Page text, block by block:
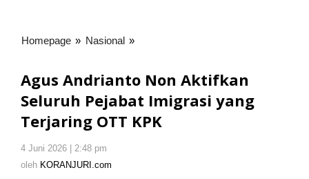
Homepage » Nasional »
Aktifkan
Seluruh
Pejabat
Agus Andrianto Non Aktifkan
Seluruh Pejabat Imigrasi yang
Terjaring OTT KPK
4 Juni 2026 | 2:48 pm
oleh KORANJURI.com